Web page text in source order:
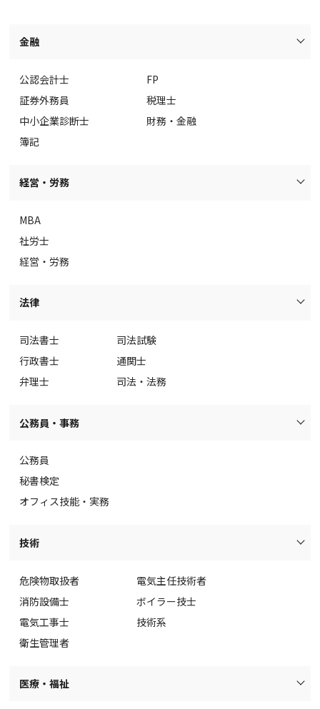
金融
公認会計士
証券外務員
中小企業診断士
簿記
FP
税理士
財務・金融
経営・労務
MBA
社労士
経営・労務
法律
司法書士
行政書士
弁理士
司法試験
通関士
司法・法務
公務員・事務
公務員
秘書検定
オフィス技能・実務
技術
危険物取扱者
消防設備士
電気工事士
衛生管理者
電気主任技術者
ボイラー技士
技術系
医療・福祉